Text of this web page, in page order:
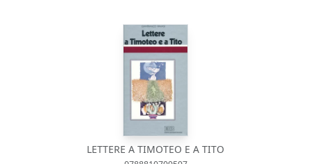
LETTERE A TIMOTEO E A TITO